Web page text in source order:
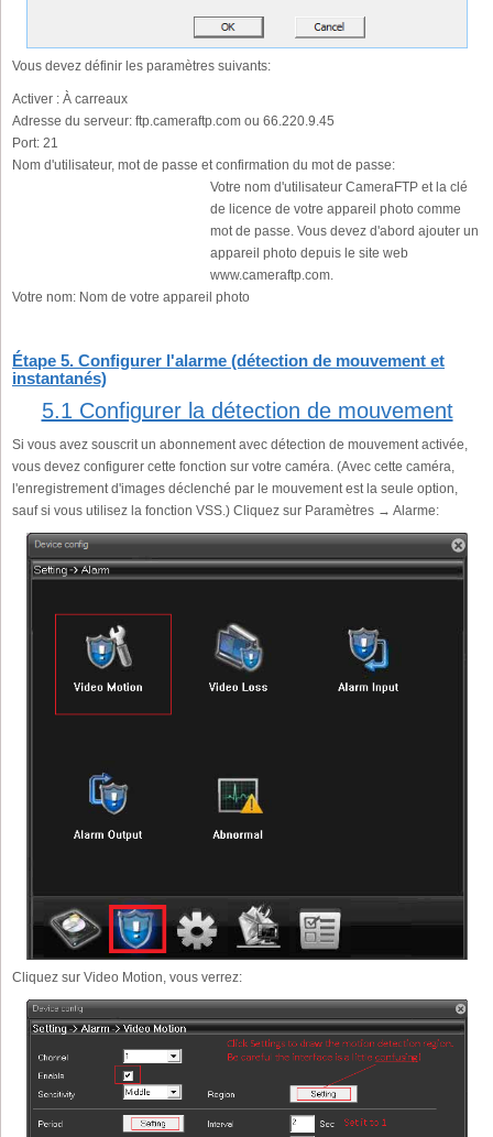
Vous devez définir les paramètres suivants:
Activer : À carreaux
Adresse du serveur: ftp.cameraftp.com ou 66.220.9.45
Port: 21
Nom d'utilisateur, mot de passe et confirmation du mot de passe:
Votre nom d'utilisateur CameraFTP et la clé
de licence de votre appareil photo comme
mot de passe. Vous devez d'abord ajouter un
appareil photo depuis le site web
www.cameraftp.com.
Votre nom: Nom de votre appareil photo
Étape 5. Configurer l'alarme (détection de mouvement et
instantanés)
5.1 Configurer la détection de mouvement
Si vous avez souscrit un abonnement avec détection de mouvement activée,
vous devez configurer cette fonction sur votre caméra. (Avec cette caméra,
l'enregistrement d'images déclenché par le mouvement est la seule option,
sauf si vous utilisez la fonction VSS.) Cliquez sur Paramètres → Alarme:
Cliquez sur Video Motion, vous verrez: